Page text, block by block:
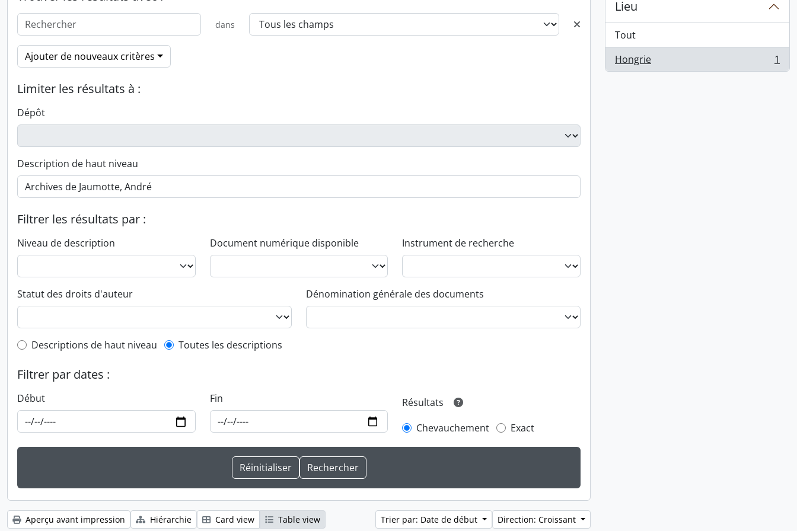
dans
Ajouter de nouveaux critères
Limiter les résultats à :
Dépôt
Description de haut niveau
Filtrer les résultats par :
Niveau de description Document numérique disponible Instrument de recherche
Statut des droits d'auteur Dénomination générale des documents
Top-level description filter
Descriptions de haut niveau Toutes les descriptions
Filtrer par dates :
Début Fin
Résultats
Chevauchement
Exact
Aperçu avant impression Hiérarchie Card view Table view Trier par: Date de début Direction: Croissant
Lieu
Tout
Hongrie
, 1 résultats 1